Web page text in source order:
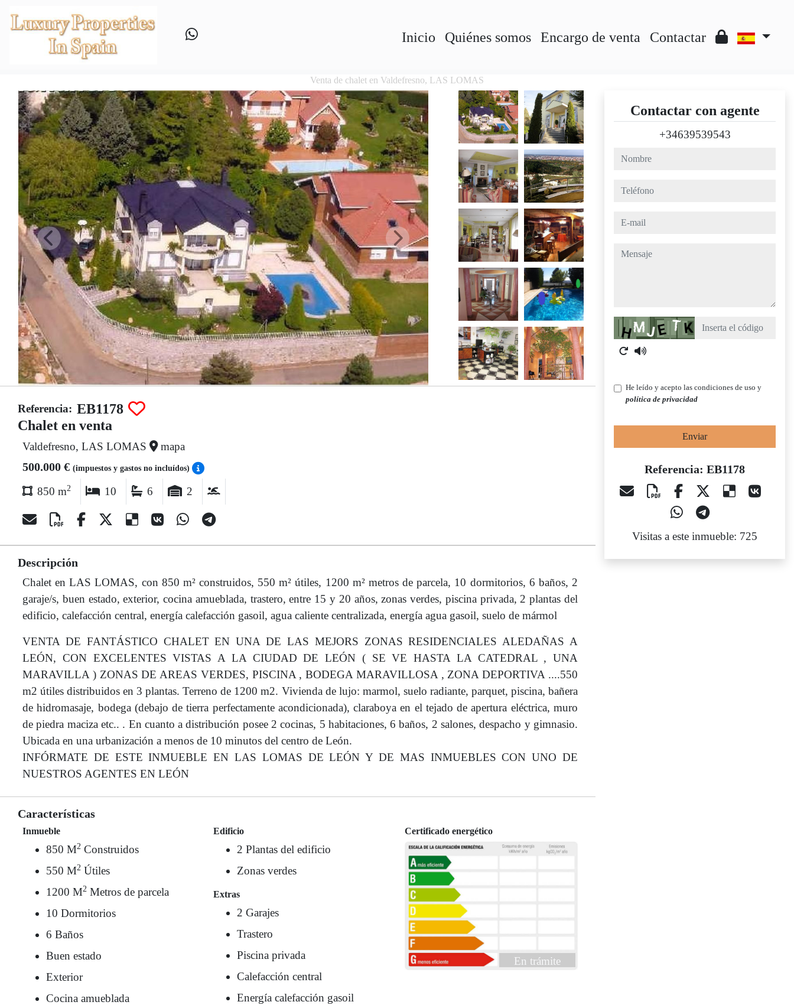
Inicio Quiénes somos Encargo de venta Contactar
Venta de chalet en Valdefresno, LAS LOMAS
Referencia: EB1178
Chalet en venta
Valdefresno, LAS LOMAS mapa
500.000 € (impuestos y gastos no incluídos)
850 m2 10 6 2
Descripción
Chalet en LAS LOMAS, con 850 m² construidos, 550 m² útiles, 1200 m² metros de parcela, 10 dormitorios, 6 baños, 2
garaje/s, buen estado, exterior, cocina amueblada, trastero, entre 15 y 20 años, zonas verdes, piscina privada, 2 plantas del
edificio, calefacción central, energía calefacción gasoil, agua caliente centralizada, energía agua gasoil, suelo de mármol
VENTA DE FANTÁSTICO CHALET EN UNA DE LAS MEJORS ZONAS RESIDENCIALES ALEDAÑAS A
LEÓN, CON EXCELENTES VISTAS A LA CIUDAD DE LEÓN ( SE VE HASTA LA CATEDRAL , UNA
MARAVILLA ) ZONAS DE AREAS VERDES, PISCINA , BODEGA MARAVILLOSA , ZONA DEPORTIVA ....550
m2 útiles distribuidos en 3 plantas. Terreno de 1200 m2. Vivienda de lujo: marmol, suelo radiante, parquet, piscina, bañera
de hidromasaje, bodega (debajo de tierra perfectamente acondicionada), claraboya en el tejado de apertura eléctrica, muro
de piedra maciza etc.. . En cuanto a distribución posee 2 cocinas, 5 habitaciones, 6 baños, 2 salones, despacho y gimnasio.
Ubicada en una urbanización a menos de 10 minutos del centro de León.
INFÓRMATE DE ESTE INMUEBLE EN LAS LOMAS DE LEÓN Y DE MAS INMUEBLES CON UNO DE
NUESTROS AGENTES EN LEÓN
Características
Inmueble
850 M2 Construidos
550 M2 Útiles
1200 M2 Metros de parcela
10 Dormitorios
6 Baños
Buen estado
Exterior
Cocina amueblada
Edificio
2 Plantas del edificio
Zonas verdes
Extras
2 Garajes
Trastero
Piscina privada
Calefacción central
Energía calefacción gasoil
Certificado energético
En trámite
Contactar con agente
+34639539543
nombre
teléfono
e-mail
mensaje
Captcha
He leído y acepto las condiciones de uso y
política de privacidad
Enviar
Referencia: EB1178
Visitas a este inmueble: 725